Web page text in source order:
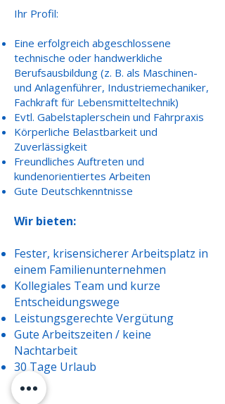
Ihr Profil:
Eine erfolgreich abgeschlossene
technische oder handwerkliche
Berufsausbildung (z. B. als Maschinen-
und Anlagenführer, Industriemechaniker,
Fachkraft für Lebensmitteltechnik)
Evtl. Gabelstaplerschein und Fahrpraxis
Körperliche Belastbarkeit und
Zuverlässigkeit
Freundliches Auftreten und
kundenorientiertes Arbeiten
Gute Deutschkenntnisse
Wir bieten:
Fester, krisensicherer Arbeitsplatz in
einem Familienunternehmen
Kollegiales Team und kurze
Entscheidungswege
Leistungsgerechte Vergütung
Gute Arbeitszeiten / keine
Nachtarbeit
30 Tage Urlaub